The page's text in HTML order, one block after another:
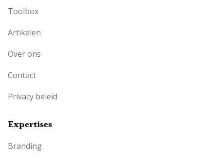
Toolbox
Artikelen
Over ons
Contact
Privacy beleid
Expertises
Branding